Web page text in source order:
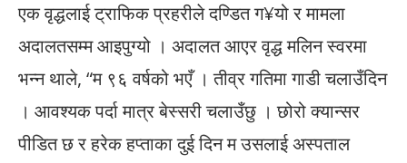
एक वृद्धलाई ट्राफिक प्रहरीले दण्डित ग¥यो र मामला
अदालतसम्म आइपुग्यो । अदालत आएर वृद्ध मलिन स्वरमा
भन्न थाले, “म ९६ वर्षको भएँ । तीव्र गतिमा गाडी चलाउँदिन
। आवश्यक पर्दा मात्र बेस्सरी चलाउँछु । छोरो क्यान्सर
पीडित छ र हरेक हप्ताका दुई दिन म उसलाई अस्पताल